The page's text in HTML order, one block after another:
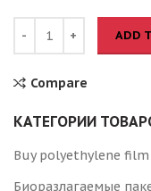
ADD
Compare
КАТЕГОРИИ
Buy polyethylene film
Биоразлагаемые